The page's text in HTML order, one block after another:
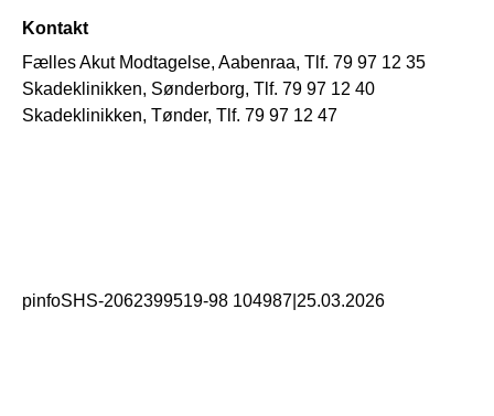
Kontakt
Fælles Akut Modtagelse, Aabenraa, Tlf. 79 97 12 35
Skadeklinikken, Sønderborg, Tlf. 79 97 12 40
Skadeklinikken, Tønder, Tlf. 79 97 12 47
pinfoSHS-2062399519-98 104987 25.03.2026